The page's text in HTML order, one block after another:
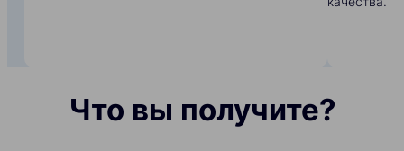
Что вы получите?